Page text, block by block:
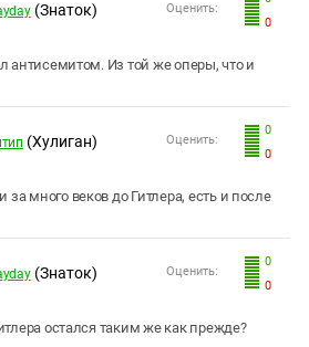
0
Оценить:
(Знаток)
антисемитом. Из той же оперы, что и
0
0
Оценить:
(Хулиган)
много веков до Гитлера, есть и после
0
0
Оценить:
(Знаток)
остался таким же как прежде?